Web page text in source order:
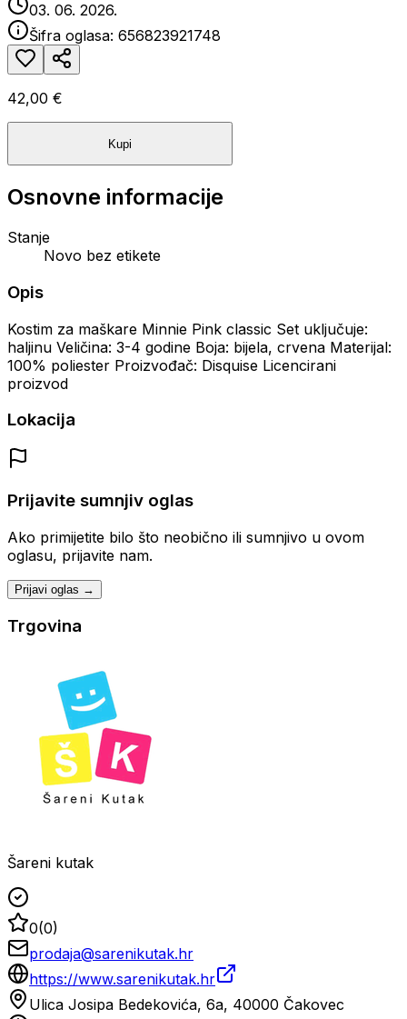
03. 06. 2026.
Šifra oglasa: 656823921748
42,00 €
Kupi
Osnovne informacije
Stanje
Novo bez etikete
Opis
Kostim za maškare Minnie Pink classic Set uključuje:
haljinu Veličina: 3-4 godine Boja: bijela, crvena Materijal:
100% poliester Proizvođač: Disquise Licencirani
proizvod
Lokacija
Prijavite sumnjiv oglas
Ako primijetite bilo što neobično ili sumnjivo u ovom
oglasu, prijavite nam.
Prijavi oglas →
Trgovina
Šareni kutak
0(0)
prodaja@sarenikutak.hr
https://www.sarenikutak.hr
Ulica Josipa Bedekovića, 6a, 40000 Čakovec